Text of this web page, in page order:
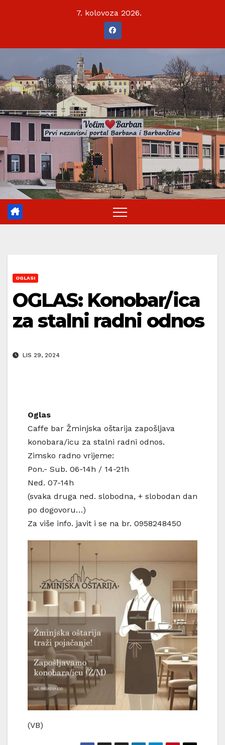
7. kolovoza 2026.
OGLASI
OGLAS: Konobar/ica
za stalni radni odnos
LIS 29, 2024
Oglas
Caffe bar Žminjska oštarija zapošljava
konobara/icu za stalni radni odnos.
Zimsko radno vrijeme:
Pon.- Sub. 06-14h / 14-21h
Ned. 07-14h
(svaka druga ned. slobodna, + slobodan dan
po dogovoru…)
Za više info. javit i se na br. 0958248450
(VB)